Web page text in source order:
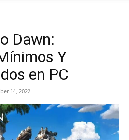
de
Botin
Dawn:
Y
en PC
14, 2022